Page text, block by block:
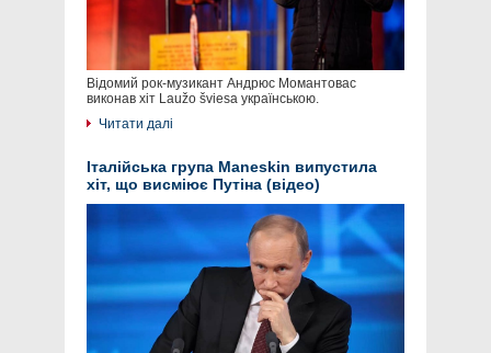
Відомий рок-музикант Андрюс Момантовас
виконав хіт Laužo šviesa українською.
Читати далі
Італійська група Maneskin випустила
хіт, що висміює Путіна (відео)